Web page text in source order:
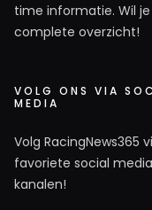
time informatie. Wil je
complete overzicht!
VOLG ONS VIA
MEDIA
Volg RacingNews365
favoriete social media
kanalen!